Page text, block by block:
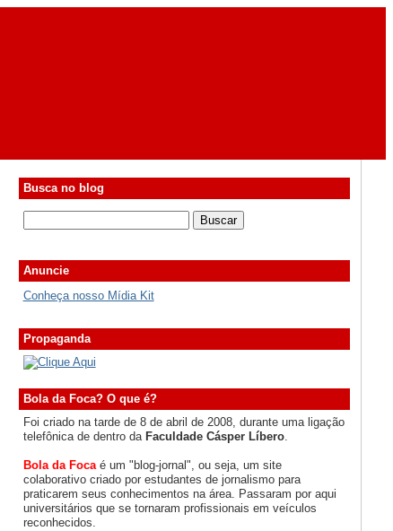
Busca no blog
Anuncie
Conheça nosso Mídia Kit
Propaganda
Bola da Foca? O que é?
Foi criado na tarde de 8 de abril de 2008, durante uma ligação
telefônica de dentro da Faculdade Cásper Líbero.
Bola da Foca é um "blog-jornal", ou seja, um site
colaborativo criado por estudantes de jornalismo para
praticarem seus conhecimentos na área. Passaram por aqui
universitários que se tornaram profissionais em veículos
reconhecidos.